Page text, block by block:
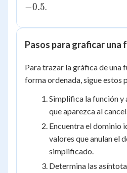
−0.5.
Pasos para graficar una
Para trazar la gráfica de una
forma ordenada, sigue estos
Simplifica la función y
que aparezca al
Encuentra el dominio
valores que anulan el
simplificado.
Determina las